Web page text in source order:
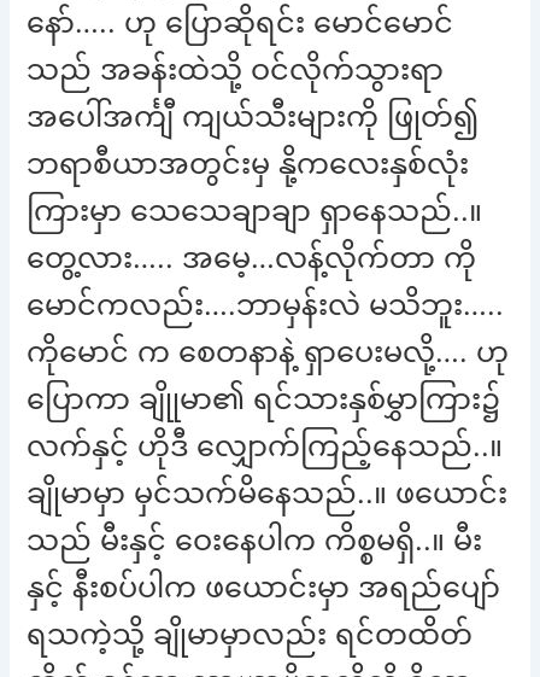
နော်….. ဟု ပြောဆိုရင်း မောင်မောင်
သည် အခန်းထဲသို့ ဝင်လိုက်သွားရာ
အပေါ်အင်္ကျီ ကျယ်သီးများကို ဖြုတ်၍
ဘရာစီယာအတွင်းမှ နို့ကလေးနှစ်လုံး
ကြားမှာ သေသေချာချာ ရှာနေသည်..။
တွေ့လား….. အမေ့…လန့်လိုက်တာ ကို
မောင်ကလည်း….ဘာမှန်းလဲ မသိဘူး…..
ကိုမောင် က စေတနာနဲ့ ရှာပေးမလို့…. ဟု
ပြောကာ ချိုုမာ၏ ရင်သားနှစ်မွှာကြား၌
လက်နှင့် ဟိုဒီ လျှောက်ကြည့်နေသည်..။
ချိုမာမှာ မှင်သက်မိနေသည်..။ ဖယောင်း
သည် မီးနှင့် ဝေးနေပါက ကိစ္စမရှိ..။ မီး
နှင့် နီးစပ်ပါက ဖယောင်းမှာ အရည်ပျော်
ရသကဲ့သို့ ချိုမာမှာလည်း ရင်တထိတ်